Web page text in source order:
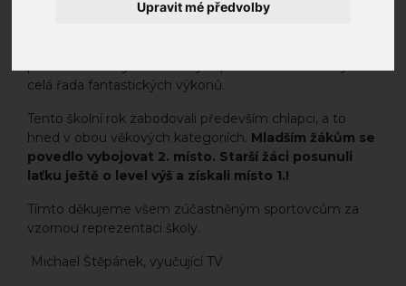
Upravit mé předvolby
Kromě celé řady míčových sportů se naši žáci již
celá řada fantastických výkonů.
Tento školní rok zabodovali především chlapci, a to
hned v obou věkových kategoriích. Mladším žákům se
povedlo vybojovat 2. místo. Starší žáci posunuli
laťku ještě o level výš a získali místo 1.!
Tímto děkujeme všem zúčastněným sportovcům za
vzornou reprezentaci školy.
Michael Štěpánek, vyučující TV